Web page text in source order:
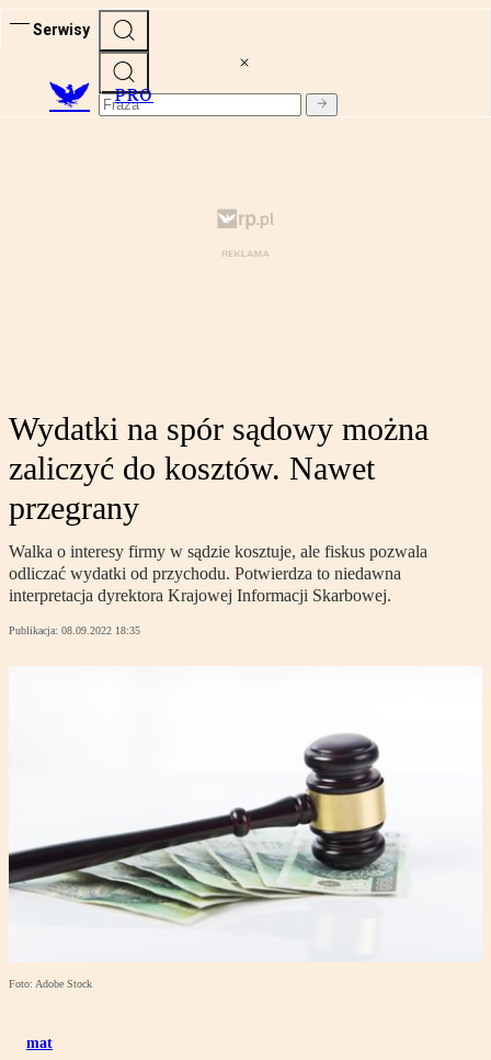
Serwisy
PRO
Wydatki na spór sądowy można
zaliczyć do kosztów. Nawet
przegrany
Walka o interesy firmy w sądzie kosztuje, ale fiskus pozwala
odliczać wydatki od przychodu. Potwierdza to niedawna
interpretacja dyrektora Krajowej Informacji Skarbowej.
Publikacja: 08.09.2022 18:35
Foto: Adobe Stock
mat